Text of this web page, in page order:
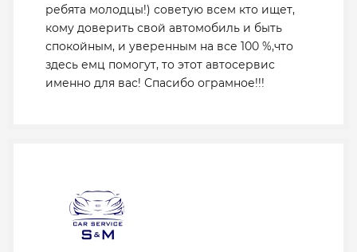
ребята молодцы!) советую всем кто ищет,
кому доверить свой автомобиль и быть
спокойным, и уверенным на все 100 %,что
здесь емц помогут, то этот автосервис
именно для вас! Спасибо ограмное!!!